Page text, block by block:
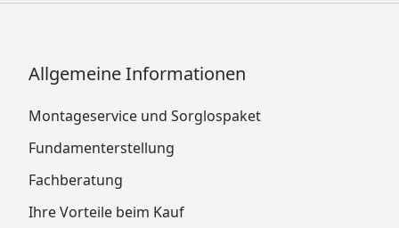
Allgemeine Informationen
Montageservice und Sorglospaket
Fundamenterstellung
Fachberatung
Ihre Vorteile beim Kauf